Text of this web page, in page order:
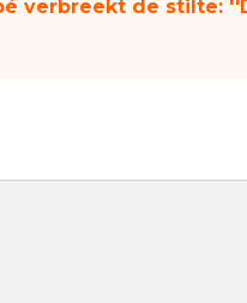
verbreekt de stilte: